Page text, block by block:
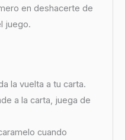
en deshacerte de
juego.
la vuelta a tu carta.
a la carta, juega de
cuando